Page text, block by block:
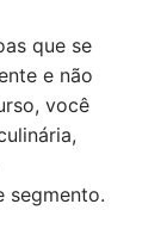
que se
e não
você
segmento.